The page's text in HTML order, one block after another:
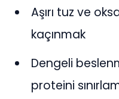
Aşırı tuz ve
kaçınmak
Dengeli
proteini